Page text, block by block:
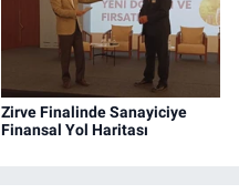
Zirve Finalinde Sanayiciye
Finansal Yol Haritası